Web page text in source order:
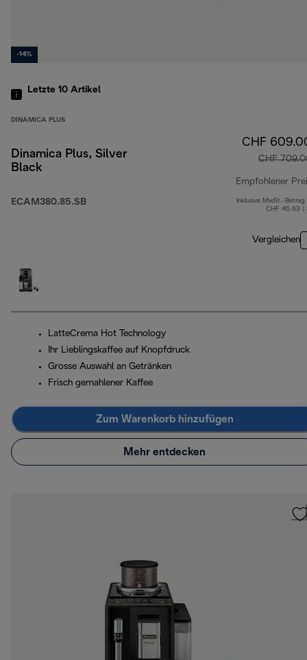
-14%
Letzte 10 Artikel
DINAMICA PLUS
Dinamica Plus, Silver
Black
ECAM380.85.SB
CHF
CHF
Empfohlener
Inklusive MwSt.-Betrag
CHF 45.63 (
Vergleichen
LatteCrema Hot Technology
Ihr Lieblingskaffee auf Knopfdruck
Grosse Auswahl an Getränken
Frisch gemahlener Kaffee
Zum Warenkorb hinzufügen
Mehr entdecken